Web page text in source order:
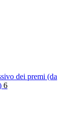
dei premi (da
6